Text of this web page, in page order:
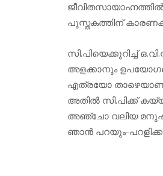
ജീവിതസായാഹ്നത്തില്‍
പുസ്തകത്തിന്
സി.പിയെക്കുറിച്ച്
അളക്കാനും
എത്രയോ താഴെയാണ്
അതില്‍ സി.പിക്ക്
അഞ്ചോ വലിയ
ഞാന്‍ പറയും-